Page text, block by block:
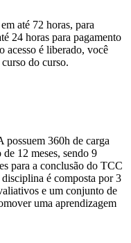
até 72 horas, para
24 horas para pagamento
acesso é liberado, você
do curso.
possuem 360h de carga
12 meses, sendo 9
para a conclusão do TCC
é composta por 3
e um conjunto de
uma aprendizagem